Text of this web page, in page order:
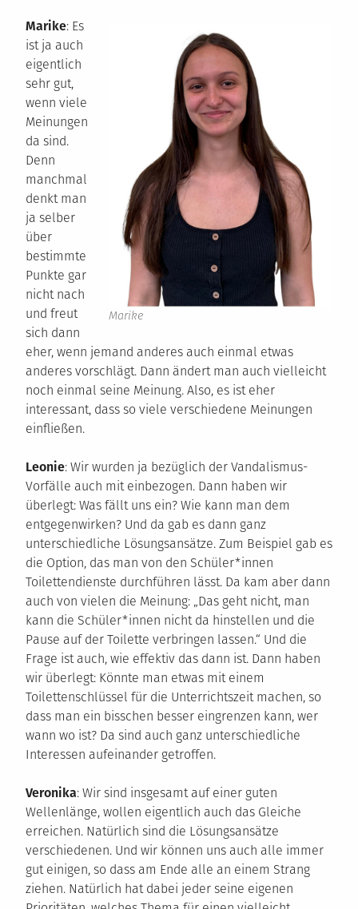
Marike
Marike: Es
ist ja auch
eigentlich
sehr gut,
wenn viele
Meinungen
da sind.
Denn
manchmal
denkt man
ja selber
über
bestimmte
Punkte gar
nicht nach
und freut
sich dann
eher, wenn jemand anderes auch einmal etwas
anderes vorschlägt. Dann ändert man auch vielleicht
noch einmal seine Meinung. Also, es ist eher
interessant, dass so viele verschiedene Meinungen
einfließen.
Leonie: Wir wurden ja bezüglich der Vandalismus-
Vorfälle auch mit einbezogen. Dann haben wir
überlegt: Was fällt uns ein? Wie kann man dem
entgegenwirken? Und da gab es dann ganz
unterschiedliche Lösungsansätze. Zum Beispiel gab es
die Option, das man von den Schüler*innen
Toilettendienste durchführen lässt. Da kam aber dann
auch von vielen die Meinung: „Das geht nicht, man
kann die Schüler*innen nicht da hinstellen und die
Pause auf der Toilette verbringen lassen.“ Und die
Frage ist auch, wie effektiv das dann ist. Dann haben
wir überlegt: Könnte man etwas mit einem
Toilettenschlüssel für die Unterrichtszeit machen, so
dass man ein bisschen besser eingrenzen kann, wer
wann wo ist? Da sind auch ganz unterschiedliche
Interessen aufeinander getroffen.
Veronika: Wir sind insgesamt auf einer guten
Wellenlänge, wollen eigentlich auch das Gleiche
erreichen. Natürlich sind die Lösungsansätze
verschiedenen. Und wir können uns auch alle immer
gut einigen, so dass am Ende alle an einem Strang
ziehen. Natürlich hat dabei jeder seine eigenen